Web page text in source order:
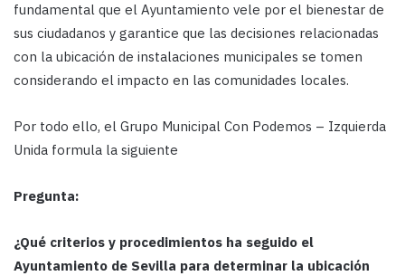
fundamental que el Ayuntamiento vele por el bienestar de
sus ciudadanos y garantice que las decisiones relacionadas
con la ubicación de instalaciones municipales se tomen
considerando el impacto en las comunidades locales.
Por todo ello, el Grupo Municipal Con Podemos – Izquierda
Unida formula la siguiente
Pregunta:
¿Qué criterios y procedimientos ha seguido el
Ayuntamiento de Sevilla para determinar la ubicación